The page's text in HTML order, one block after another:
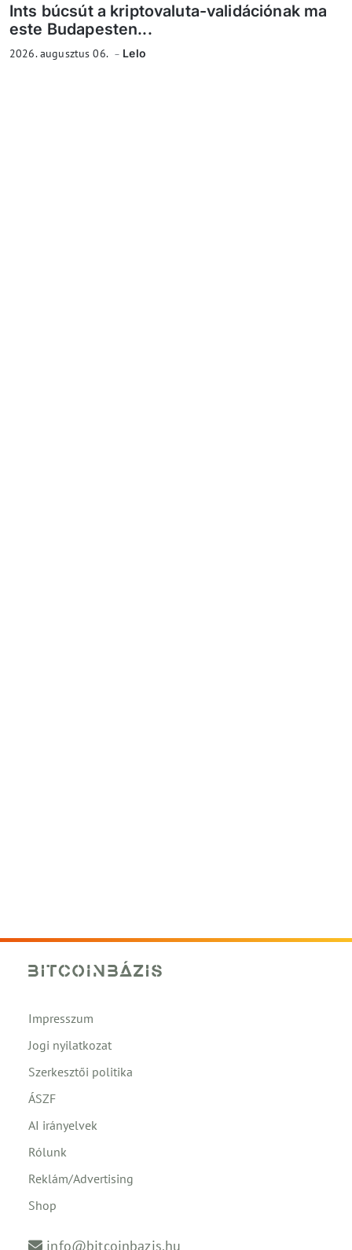
Ints búcsút a kriptovaluta-validációnak ma
este Budapesten...
2026. augusztus 06. Lelo
Impresszum
Jogi nyilatkozat
Szerkesztői politika
ÁSZF
AI irányelvek
Rólunk
Reklám/Advertising
Shop
info@bitcoinbazis.hu